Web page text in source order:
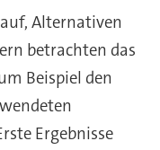
Alternativen
betrachten das
Beispiel den
Ergebnisse